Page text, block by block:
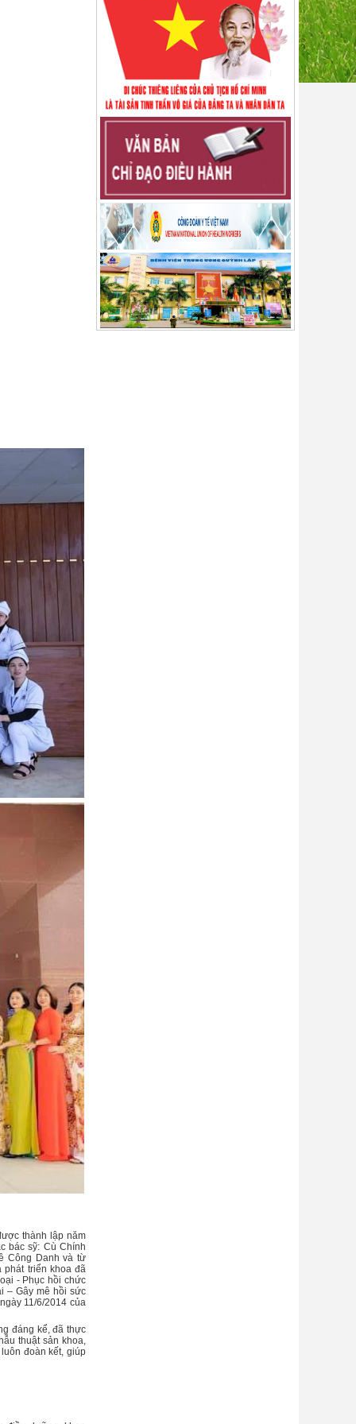
thành lập năm
bác sỹ: Cù Chính
Công Danh và từ
phát triển khoa đã
- Phục hồi chức
– Gây mê hồi sức
11/6/2014 của
đáng kể, đã thực
thuật sản khoa,
đoàn kết, giúp